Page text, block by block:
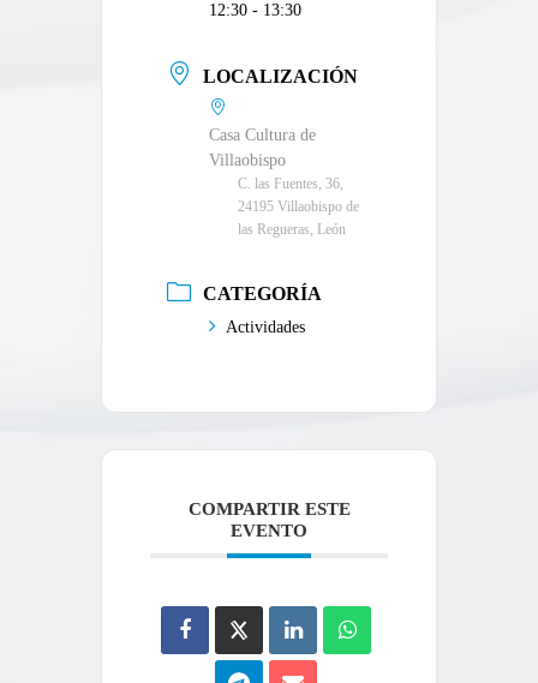
12:30 - 13:30
LOCALIZACIÓN
Casa Cultura de
Villaobispo
C. las Fuentes, 36,
24195 Villaobispo de
las Regueras, León
CATEGORÍA
Actividades
COMPARTIR ESTE
EVENTO